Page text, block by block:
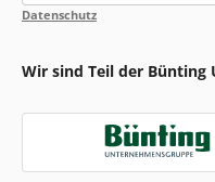
Datenschutz
Wir sind Teil der Bünting